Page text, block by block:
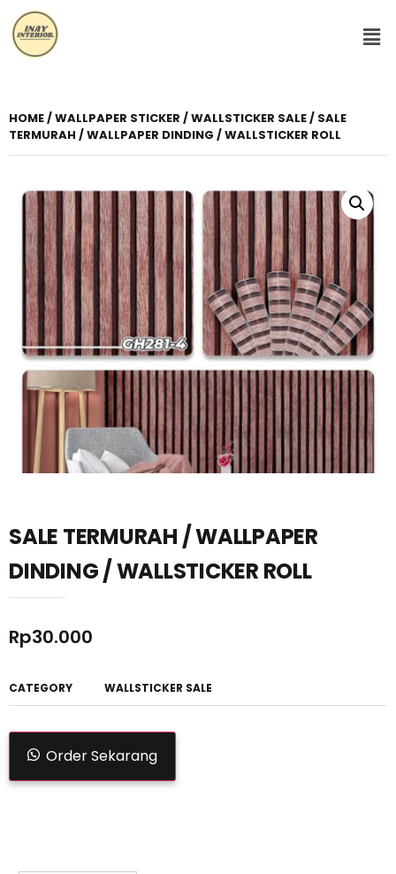
HOME/WALLPAPER STICKER /WALLSTICKER SALE/ SALE
TERMURAH / WALLPAPER DINDING / WALLSTICKER ROLL
SALE TERMURAH / WALLPAPER
DINDING / WALLSTICKER ROLL
Rp30.000
CATEGORY WALLSTICKER SALE
Order Sekarang